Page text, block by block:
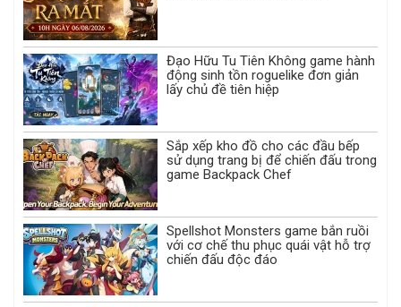
Đạo Hữu Tu Tiên Không game hành
động sinh tồn roguelike đơn giản
lấy chủ đề tiên hiệp
Sắp xếp kho đồ cho các đầu bếp
sử dụng trang bị để chiến đấu trong
game Backpack Chef
Spellshot Monsters game bắn ruồi
với cơ chế thu phục quái vật hỗ trợ
chiến đấu độc đáo